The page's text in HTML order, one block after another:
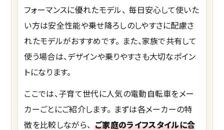
フォーマンスに優れたモデル、 毎日安心して使いた
い方は安全性能や乗せ降ろしのしやすさに配慮さ
れたモデルがおすすめです。 また、家族で共有して
使う場合は、デザインや乗りやすさも大切なポイン
トになります。
ここでは、子育て世代に人気の電動自転車をメー
カーごとにご紹介します。 まずは各メーカーの特
徴を比較しながら、 ご家庭のライフスタイルに合